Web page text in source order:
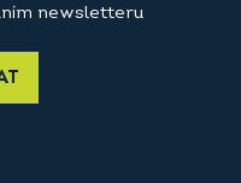
newsletteru